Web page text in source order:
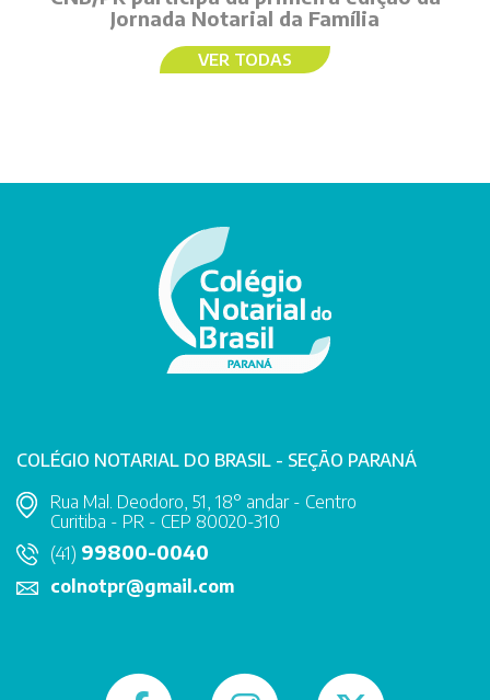
Jornada Notarial da Família
VER TODAS
COLÉGIO NOTARIAL DO BRASIL - SEÇÃO PARANÁ
Rua Mal. Deodoro, 51, 18° andar - Centro
Curitiba - PR - CEP 80020-310
(41) 99800-0040
colnotpr@gmail.com